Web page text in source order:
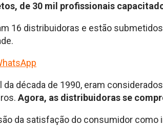
de 30 mil profissionais
16 distribuidoras e estão
década de 1990, eram
Agora, as distribuidoras se
da satisfação do consumidor